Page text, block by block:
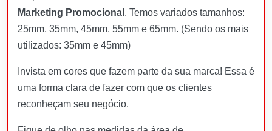
Marketing Promocional . Temos variados tamanhos:
25mm, 35mm, 45mm, 55mm e 65mm. (Sendo os mais
utilizados: 35mm e 45mm)
Invista em cores que fazem parte da sua marca! Essa é
uma forma clara de fazer com que os clientes
reconheçam seu negócio.